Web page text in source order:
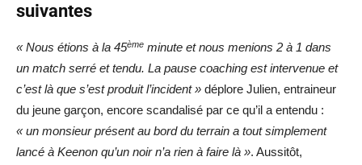
suivantes
« Nous étions à la 45ème minute et nous menions 2 à 1 dans
un match serré et tendu. La pause coaching est intervenue et
c’est là que s’est produit l’incident » déplore Julien, entraineur
du jeune garçon, encore scandalisé par ce qu’il a entendu :
« un monsieur présent au bord du terrain a tout simplement
lancé à Keenon qu’un noir n’a rien à faire là ». Aussitôt,